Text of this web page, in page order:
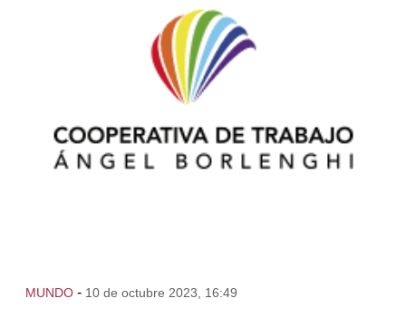
MUNDO - 10 de octubre 2023, 16:49